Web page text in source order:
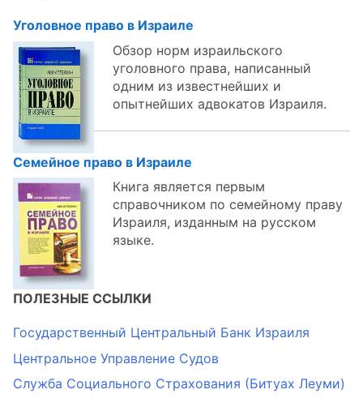
Уголовное право в Израиле
Обзор норм израильского
уголовного права, написанный
одним из известнейших и
опытнейших адвокатов Израиля.
Семейное право в Израиле
Книга является первым
справочником по семейному праву
Израиля, изданным на русском
языке.
ПОЛЕЗНЫЕ ССЫЛКИ
Государственный Центральный Банк Израиля
Центральное Управление Судов
Служба Социального Страхования (Битуах Леуми)